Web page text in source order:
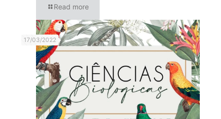
Read more
17/03/2022